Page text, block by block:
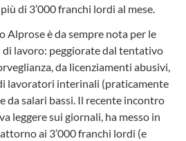
di 3’000 franchi lordi al mese.
Alprose è da sempre nota per le
di lavoro: peggiorate dal tentativo
da licenziamenti abusivi,
lavoratori interinali (praticamente
da salari bassi. Il recente incontro
leggere sui giornali, ha messo in
ai 3’000 franchi lordi (e